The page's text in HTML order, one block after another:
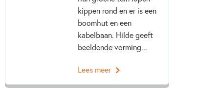
kippen rond en er is een
boomhut en een
kabelbaan. Hilde geeft
beeldende vorming...
Lees meer